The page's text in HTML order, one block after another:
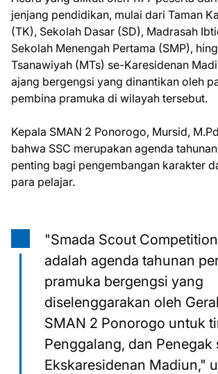
jenjang pendidikan, mulai dari Taman
(TK), Sekolah Dasar (SD), Madrasah
Sekolah Menengah Pertama (SMP),
Tsanawiyah (MTs) se-Karesidenan
ajang bergengsi yang dinantikan oleh
pembina pramuka di wilayah tersebut.
Kepala SMAN 2 Ponorogo, Mursid,
bahwa SSC merupakan agenda
penting bagi pengembangan karakter
para pelajar.
"Smada Scout
adalah agenda tahunan
pramuka bergengsi yang
diselenggarakan oleh
SMAN 2 Ponorogo untuk
Penggalang, dan Penegak
Ekskaresidenan Madiun,"